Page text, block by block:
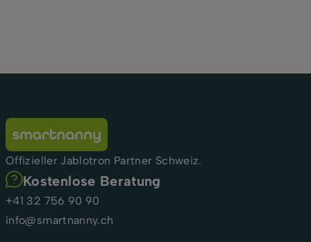
Offizieller Jablotron Partner Schweiz.
Kostenlose Beratung
+41 32 756 90 90
info@smartnanny.ch